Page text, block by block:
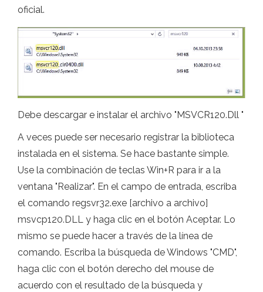
oficial.
Debe descargar e instalar el archivo "MSVCR120.Dll "
A veces puede ser necesario registrar la biblioteca
instalada en el sistema. Se hace bastante simple.
Use la combinación de teclas Win+R para ir a la
ventana "Realizar". En el campo de entrada, escriba
el comando regsvr32.exe [archivo a archivo]
msvcp120.DLL y haga clic en el botón Aceptar. Lo
mismo se puede hacer a través de la línea de
comando. Escriba la búsqueda de Windows "CMD",
haga clic con el botón derecho del mouse de
acuerdo con el resultado de la búsqueda y